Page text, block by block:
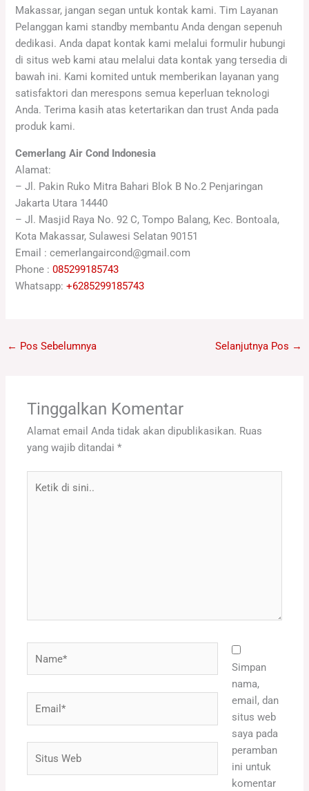
Makassar, jangan segan untuk kontak kami. Tim Layanan
Pelanggan kami standby membantu Anda dengan sepenuh
dedikasi. Anda dapat kontak kami melalui formulir hubungi
di situs web kami atau melalui data kontak yang tersedia di
bawah ini. Kami komited untuk memberikan layanan yang
satisfaktori dan merespons semua keperluan teknologi
Anda. Terima kasih atas ketertarikan dan trust Anda pada
produk kami.
Cemerlang Air Cond Indonesia
Alamat:
– Jl. Pakin Ruko Mitra Bahari Blok B No.2 Penjaringan
Jakarta Utara 14440
– Jl. Masjid Raya No. 92 C, Tompo Balang, Kec. Bontoala,
Kota Makassar, Sulawesi Selatan 90151
Email : cemerlangaircond@gmail.com
Phone :085299185743
Whatsapp:+6285299185743
← Pos Sebelumnya Selanjutnya Pos →
Tinggalkan Komentar
Alamat email Anda tidak akan dipublikasikan. Ruas
yang wajib ditandai*
Simpan
nama,
email, dan
situs web
saya pada
peramban
ini untuk
komentar